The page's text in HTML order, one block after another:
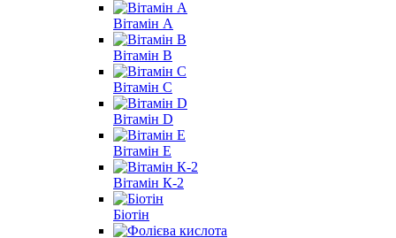
Вітамін A
Вітамін B
Вітамін С
Вітамін D
Вітамін E
Вітамін К-2
Біотін